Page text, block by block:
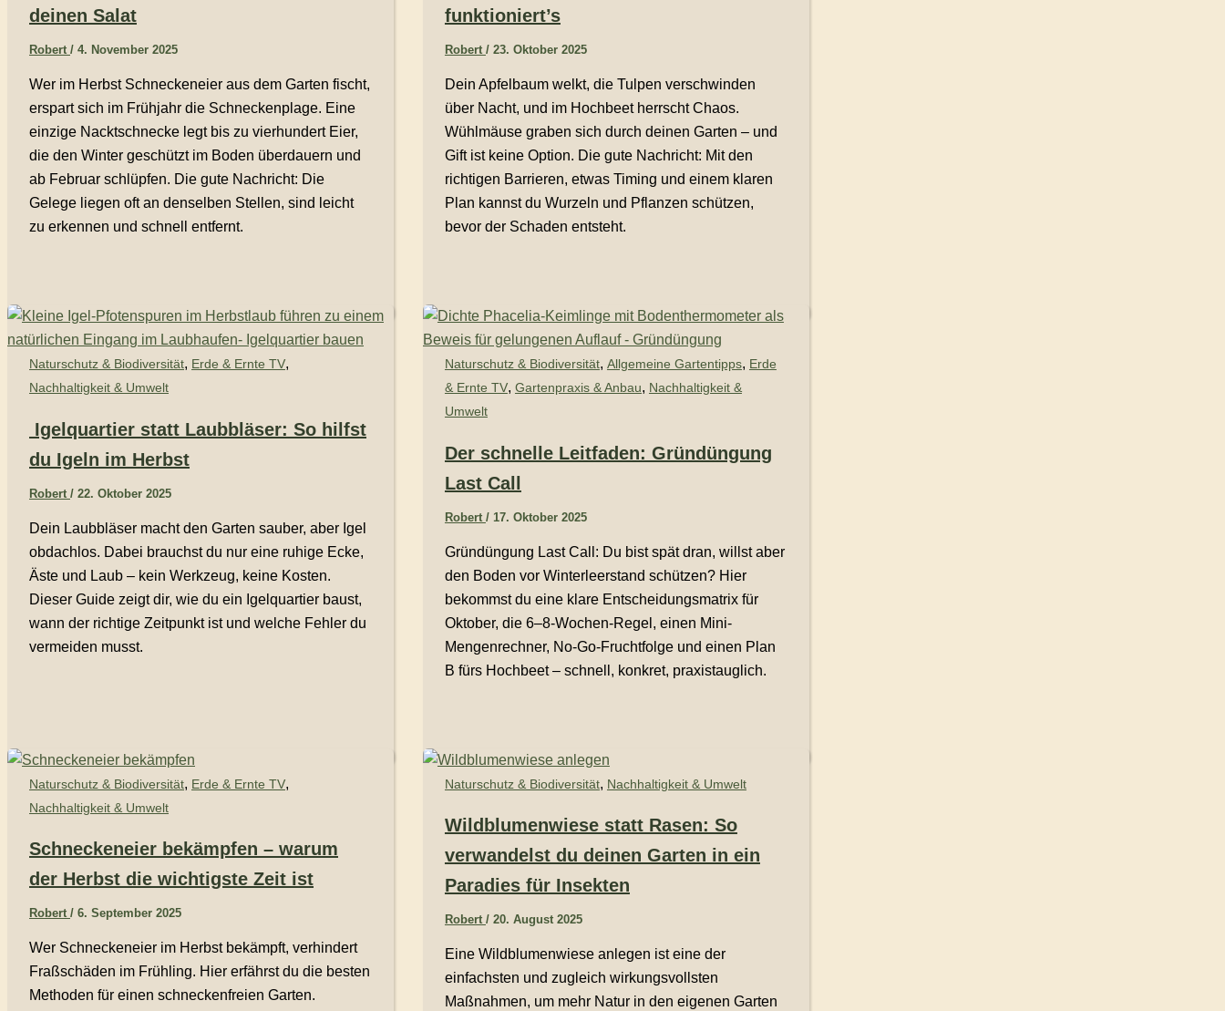
deinen Salat
Robert / 4. November 2025
Wer im Herbst Schneckeneier aus dem Garten fischt,
erspart sich im Frühjahr die Schneckenplage. Eine
einzige Nacktschnecke legt bis zu vierhundert Eier,
die den Winter geschützt im Boden überdauern und
ab Februar schlüpfen. Die gute Nachricht: Die
Gelege liegen oft an denselben Stellen, sind leicht
zu erkennen und schnell entfernt.
funktioniert’s
Robert / 23. Oktober 2025
Dein Apfelbaum welkt, die Tulpen verschwinden
über Nacht, und im Hochbeet herrscht Chaos.
Wühlmäuse graben sich durch deinen Garten – und
Gift ist keine Option. Die gute Nachricht: Mit den
richtigen Barrieren, etwas Timing und einem klaren
Plan kannst du Wurzeln und Pflanzen schützen,
bevor der Schaden entsteht.
Naturschutz & Biodiversität, Erde & Ernte TV,
Nachhaltigkeit & Umwelt
Igelquartier statt Laubbläser: So hilfst
du Igeln im Herbst
Robert / 22. Oktober 2025
Dein Laubbläser macht den Garten sauber, aber Igel
obdachlos. Dabei brauchst du nur eine ruhige Ecke,
Äste und Laub – kein Werkzeug, keine Kosten.
Dieser Guide zeigt dir, wie du ein Igelquartier baust,
wann der richtige Zeitpunkt ist und welche Fehler du
vermeiden musst.
Naturschutz & Biodiversität, Allgemeine Gartentipps, Erde
& Ernte TV, Gartenpraxis & Anbau, Nachhaltigkeit &
Umwelt
Der schnelle Leitfaden: Gründüngung
Last Call
Robert / 17. Oktober 2025
Gründüngung Last Call: Du bist spät dran, willst aber
den Boden vor Winterleerstand schützen? Hier
bekommst du eine klare Entscheidungsmatrix für
Oktober, die 6–8-Wochen-Regel, einen Mini-
Mengenrechner, No-Go-Fruchtfolge und einen Plan
B fürs Hochbeet – schnell, konkret, praxistauglich.
Naturschutz & Biodiversität, Erde & Ernte TV,
Nachhaltigkeit & Umwelt
Schneckeneier bekämpfen – warum
der Herbst die wichtigste Zeit ist
Robert / 6. September 2025
Wer Schneckeneier im Herbst bekämpft, verhindert
Fraßschäden im Frühling. Hier erfährst du die besten
Methoden für einen schneckenfreien Garten.
Naturschutz & Biodiversität, Nachhaltigkeit & Umwelt
Wildblumenwiese statt Rasen: So
verwandelst du deinen Garten in ein
Paradies für Insekten
Robert / 20. August 2025
Eine Wildblumenwiese anlegen ist eine der
einfachsten und zugleich wirkungsvollsten
Maßnahmen, um mehr Natur in den eigenen Garten